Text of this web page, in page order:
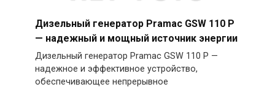
Дизельный генератор Pramac GSW 110 P
— надежный и мощный источник энергии
Дизельный генератор Pramac GSW 110 P —
надежное и эффективное устройство,
обеспечивающее непрерывное